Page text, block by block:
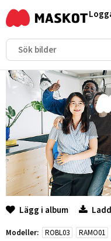
Lägg i album
Modeller: ROBL03 RAMO01